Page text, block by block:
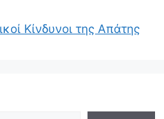
Κίνδυνοι της Απάτης